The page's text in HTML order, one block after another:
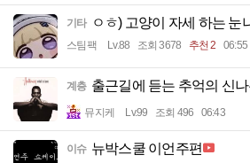
기타 ㅇㅎ) 고양이 자세 하는 눈
스팀팩 Lv.88 조회 3678 추천 2 06:55
계층 출근길에 듣는 추억의 신
뮤지케 Lv.99 조회 496 06:43
이슈 뉴박스쿨 이언주편